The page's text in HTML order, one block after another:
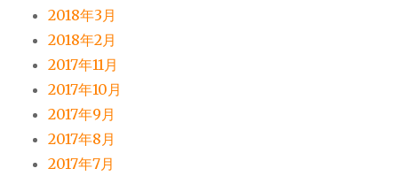
2018年3月
2018年2月
2017年11月
2017年10月
2017年9月
2017年8月
2017年7月